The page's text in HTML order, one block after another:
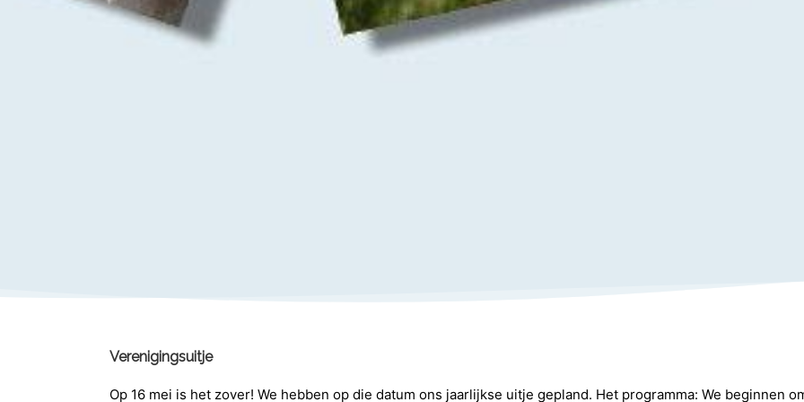
Verenigingsuitje
Op 16 mei is het zover! We hebben op die datum ons jaarlijkse uitje gepland. Het programma: We beginnen